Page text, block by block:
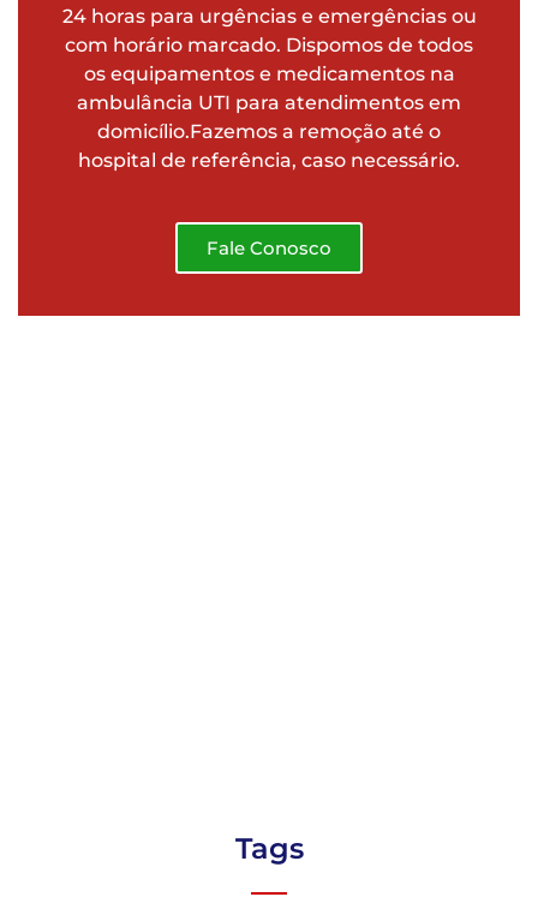
24 horas para urgências e emergências ou
com horário marcado. Dispomos de todos
os equipamentos e medicamentos na
ambulância UTI para atendimentos em
domicílio.Fazemos a remoção até o
hospital de referência, caso necessário.
Fale Conosco
Tags